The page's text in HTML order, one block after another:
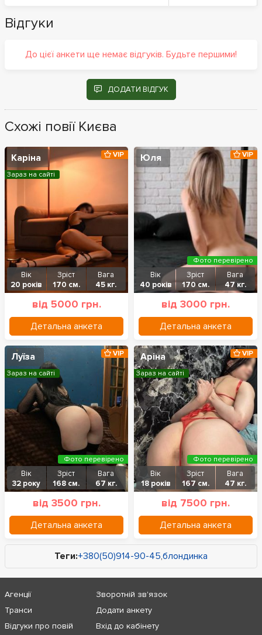
Відгуки
До цієї анкети ще немає відгуків. Будьте першими!
ДОДАТИ ВІДГУК
Схожі повії Києва
Каріна
Вік
20 років
Зріст
170 см.
Вага
45 кг.
від 5000 грн.
Детальна анкета
VIP
Зараз на сайті
Юля
Вік
40 років
Зріст
170 см.
Вага
47 кг.
від 3000 грн.
Детальна анкета
VIP
Фото перевірено
Луїза
Вік
32 року
Зріст
168 см.
Вага
67 кг.
від 3500 грн.
Детальна анкета
VIP
Зараз на сайті
Фото перевірено
Аріна
Вік
18 років
Зріст
167 см.
Вага
47 кг.
від 7500 грн.
Детальна анкета
VIP
Зараз на сайті
Фото перевірено
Теги:+380(50)914-90-45,блондинка
Агенції
Транси
Відгуки про повій
Зворотній зв'язок
Додати анкету
Вхід до кабінету